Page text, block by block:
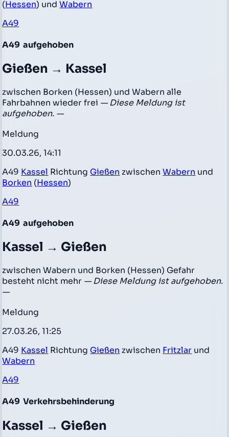
(Hessen) undWabern
A49
A49 aufgehoben
Gießen → Kassel
zwischen Borken (Hessen) und Wabern alle
Fahrbahnen wieder frei — Diese Meldung ist
aufgehoben. —
Meldung
30.03.26, 14:11
A49 Kassel Richtung Gießen zwischenWabern und
Borken (Hessen)
A49
A49 aufgehoben
Kassel → Gießen
zwischen Wabern und Borken (Hessen) Gefahr
besteht nicht mehr — Diese Meldung ist aufgehoben.
—
Meldung
27.03.26, 11:25
A49 Kassel Richtung Gießen zwischen Fritzlar und
Wabern
A49
A49 Verkehrsbehinderung
Kassel → Gießen